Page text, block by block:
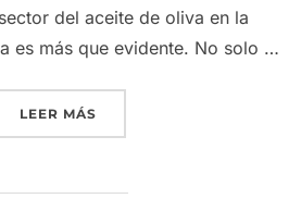
del aceite de oliva en la
es más que evidente. No solo …
LEER MÁS«GRUPO INTERÓLEO